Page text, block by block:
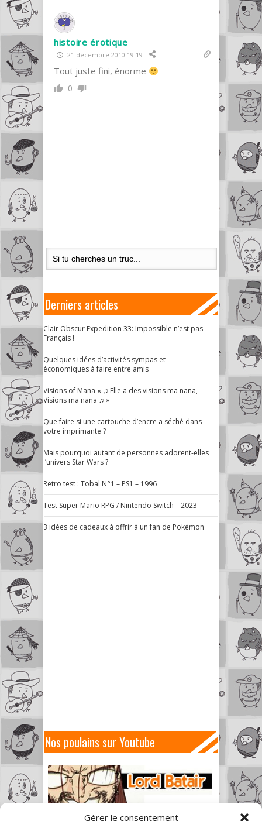
Gérer le consentement
histoire érotique
21 décembre 2010 19:19
Tout juste fini, énorme
0
Derniers articles
Clair Obscur Expedition 33: Impossible n’est pas
Français !
Quelques idées d’activités sympas et
économiques à faire entre amis
Visions of Mana « ♫ Elle a des visions ma nana,
Visions ma nana ♫ »
Que faire si une cartouche d’encre a séché dans
votre imprimante ?
Mais pourquoi autant de personnes adorent-elles
l’univers Star Wars ?
Retro test : Tobal N°1 – PS1 – 1996
Test Super Mario RPG / Nintendo Switch – 2023
3 idées de cadeaux à offrir à un fan de Pokémon
Nos poulains sur Youtube